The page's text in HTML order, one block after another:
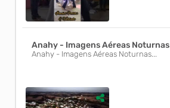
Anahy - Imagens Aéreas Noturnas
Anahy - Imagens Aéreas Noturnas...